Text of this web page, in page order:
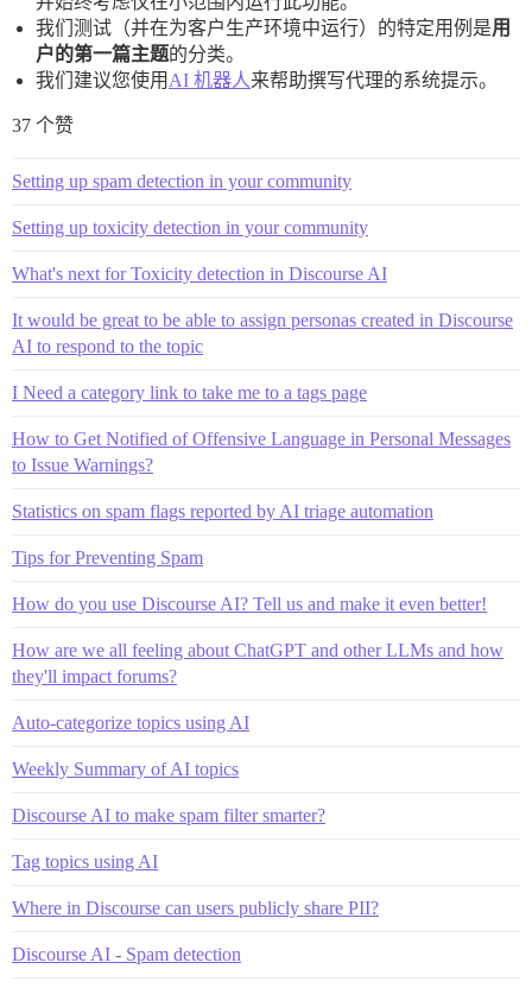
我们测试（并在为客户生产环境中运行）的特定用例是用
户的第一篇主题的分类。
我们建议您使用 AI 机器人来帮助撰写代理的系统提示。
37 个赞
Setting up spam detection in your community
Setting up toxicity detection in your community
What's next for Toxicity detection in Discourse AI
It would be great to be able to assign personas created in Discourse
AI to respond to the topic
I Need a category link to take me to a tags page
How to Get Notified of Offensive Language in Personal Messages
to Issue Warnings?
Statistics on spam flags reported by AI triage automation
Tips for Preventing Spam
How do you use Discourse AI? Tell us and make it even better!
How are we all feeling about ChatGPT and other LLMs and how
they'll impact forums?
Auto-categorize topics using AI
Weekly Summary of AI topics
Discourse AI to make spam filter smarter?
Tag topics using AI
Where in Discourse can users publicly share PII?
Discourse AI - Spam detection